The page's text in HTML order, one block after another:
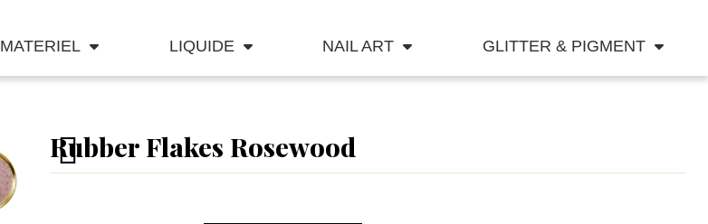
MATERIEL LIQUIDE NAIL ART GLITTER & PIGMENT
Rubber Flakes Rosewood